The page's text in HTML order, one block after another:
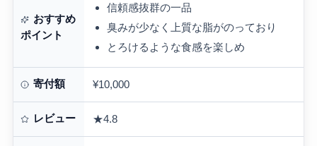
おすすめ
ポイント
信頼感抜群の一品
臭みが少なく上質な脂がのっており
とろけるような食感を楽しめ
寄付額 ¥10,000
レビュー ★4.8